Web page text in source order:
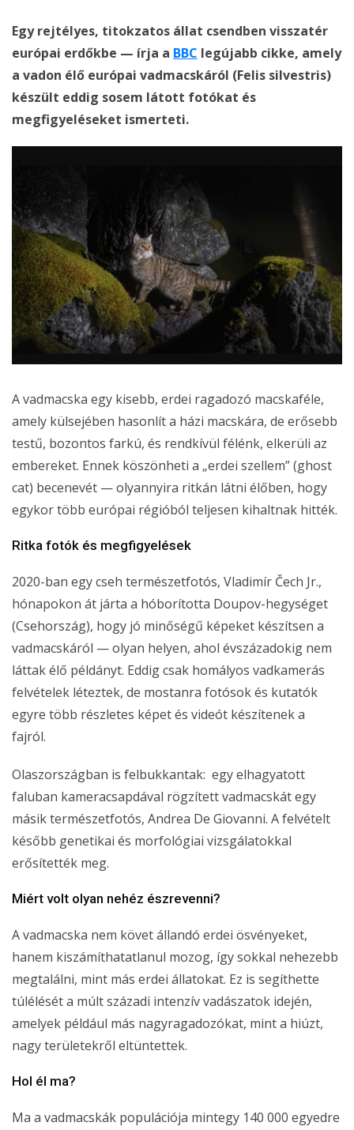
Egy rejtélyes, titokzatos állat csendben visszatér
európai erdőkbe — írja a BBC legújabb cikke, amely
a vadon élő európai vadmacskáról (Felis silvestris)
készült eddig sosem látott fotókat és
megfigyeléseket ismerteti.
A vadmacska egy kisebb, erdei ragadozó macskaféle,
amely külsejében hasonlít a házi macskára, de erősebb
testű, bozontos farkú, és rendkívül félénk, elkerüli az
embereket. Ennek köszönheti a „erdei szellem” (ghost
cat) becenevét — olyannyira ritkán látni élőben, hogy
egykor több európai régióból teljesen kihaltnak hitték.
Ritka fotók és megfigyelések
2020-ban egy cseh természetfotós, Vladimír Čech Jr.,
hónapokon át járta a hóborította Doupov-hegységet
(Csehország), hogy jó minőségű képeket készítsen a
vadmacskáról — olyan helyen, ahol évszázadokig nem
láttak élő példányt. Eddig csak homályos vadkamerás
felvételek léteztek, de mostanra fotósok és kutatók
egyre több részletes képet és videót készítenek a
fajról.
Olaszországban is felbukkantak: egy elhagyatott
faluban kameracsapdával rögzített vadmacskát egy
másik természetfotós, Andrea De Giovanni. A felvételt
később genetikai és morfológiai vizsgálatokkal
erősítették meg.
Miért volt olyan nehéz észrevenni?
A vadmacska nem követ állandó erdei ösvényeket,
hanem kiszámíthatatlanul mozog, így sokkal nehezebb
megtalálni, mint más erdei állatokat. Ez is segíthette
túlélését a múlt századi intenzív vadászatok idején,
amelyek például más nagyragadozókat, mint a hiúzt,
nagy területekről eltüntettek.
Hol él ma?
Ma a vadmacskák populációja mintegy 140 000 egyedre